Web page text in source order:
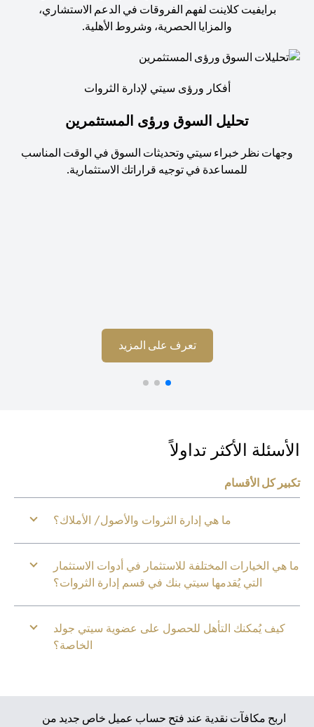
برايفيت كلاينت لفهم الفروقات في الدعم الاستشاري،
والمزايا الحصرية، وشروط الأهلية.
أفكار ورؤى سيتي لإدارة الثروات
تحليل السوق ورؤى المستثمرين
نظر خبراء سيتي وتحديثات السوق في الوقت المناسب
للمساعدة في توجيه قراراتك الاستثمارية.
تعرف على المزيد(opens in a new tab)
الأكثر تداولاً
كل الأقسام
ما هي إدارة الثروات والأصول/ الأملاك؟
هي الخيارات المختلفة للاستثمار في أدوات الاستثمار
التي يُقدمها سيتي بنك في قسم إدارة الثروات؟
كيف يُمكنك التأهل للحصول على عضوية سيتي جولد
الخاصة؟
اربح مكافآت نقدية عند فتح حساب عميل خاص جديد من